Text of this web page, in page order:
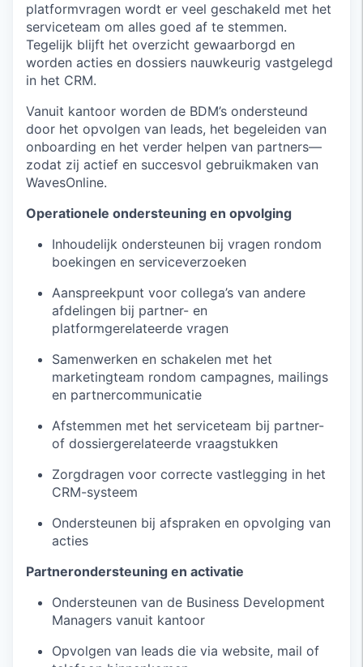
platformvragen wordt er veel geschakeld met het
serviceteam om alles goed af te stemmen.
Tegelijk blijft het overzicht gewaarborgd en
worden acties en dossiers nauwkeurig vastgelegd
in het CRM.
Vanuit kantoor worden de BDM’s ondersteund
door het opvolgen van leads, het begeleiden van
onboarding en het verder helpen van partners—
zodat zij actief en succesvol gebruikmaken van
WavesOnline.
Operationele ondersteuning en opvolging
Inhoudelijk ondersteunen bij vragen rondom
boekingen en serviceverzoeken
Aanspreekpunt voor collega’s van andere
afdelingen bij partner- en
platformgerelateerde vragen
Samenwerken en schakelen met het
marketingteam rondom campagnes, mailings
en partnercommunicatie
Afstemmen met het serviceteam bij partner-
of dossiergerelateerde vraagstukken
Zorgdragen voor correcte vastlegging in het
CRM-systeem
Ondersteunen bij afspraken en opvolging van
acties
Partnerondersteuning en activatie
Ondersteunen van de Business Development
Managers vanuit kantoor
Opvolgen van leads die via website, mail of